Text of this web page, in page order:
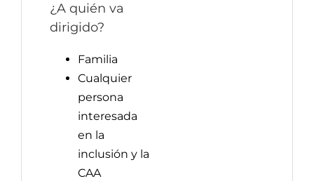
¿A quién va
dirigido?
Familia
Cualquier
persona
interesada
en la
inclusión y la
CAA